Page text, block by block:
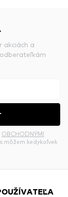
akciách a
OBCHODNÝMI
môžem kedykoľvek